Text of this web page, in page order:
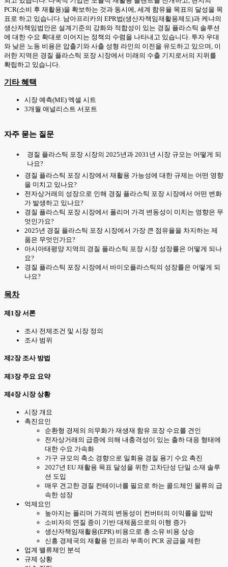
PCR(소비 후 재활용)을 확보하는 것과 동시에, 세계 함유율 목표의 달성을 목
표로 하고 있습니다. 남아프리카의 EPR법(생산자책임재활용제도)과 케냐의
생산자책임법안은 설계기준의 강화와 적합성이 있는 경질 플라스틱 솔루션
에 대한 수요 확대로 이어지는 정책의 수렴을 나타내고 있습니다. 투자 우대
와 낮은 노동 비용은 압출기와 사출 성형 라인의 이전을 유도하고 있으며, 이
러한 지역은 경질 플라스틱 포장 시장에서 미래의 수출 기지로서의 지위를
확립하고 있습니다.
기타 혜택
시장 예측(ME) 엑셀 시트
3개월 애널리스트 서포트
자주 묻는 질문
경질 플라스틱 포장 시장의 2025년과 2031년 시장 규모는 어떻게 되
나요?
경질 플라스틱 포장 시장에서 재활용 가능성에 대한 규제는 어떤 영향
을 미치고 있나요?
전자상거래의 성장으로 인해 경질 플라스틱 포장 시장에서 어떤 변화
가 발생하고 있나요?
경질 플라스틱 포장 시장에서 폴리머 가격 변동성이 미치는 영향은 무
엇인가요?
2025년 경질 플라스틱 포장 시장에서 가장 큰 점유율을 차지하는 제
품은 무엇인가요?
아시아태평양 지역의 경질 플라스틱 포장 시장 성장률은 어떻게 되나
요?
경질 플라스틱 포장 시장에서 바이오플라스틱의 성장률은 어떻게 되
나요?
목차
제1장 서론
조사 전제조건 및 시장 정의
조사 범위
제2장 조사 방법
제3장 주요 요약
제4장 시장 상황
시장 개요
촉진요인
순환형 경제의 의무화가 재생재 함유 포장 수요를 견인
전자상거래의 급증에 의해 내충격성이 있는 출하 대응 형태에
대한 수요 가속화
가구 규모의 축소 경향으로 일회용 경질 용기 수요 촉진
2027년 EU 재활용 목표 달성을 위한 고차단성 단일 소재 솔루
션 도입
매우 견고한 경질 컨테이너를 필요로 하는 콜드체인 물류의 급
속한 성장
억제요인
높아지는 폴리머 가격의 변동성이 컨버터의 이익률을 압박
소비자의 연질 종이 기반 대체품으로의 이행 증가
생산자책임재활용(EPR) 비용으로 총 소유 비용 상승
신흥 경제국의 재활용 인프라 부족이 PCR 공급을 제한
업계 밸류체인 분석
규제 상황